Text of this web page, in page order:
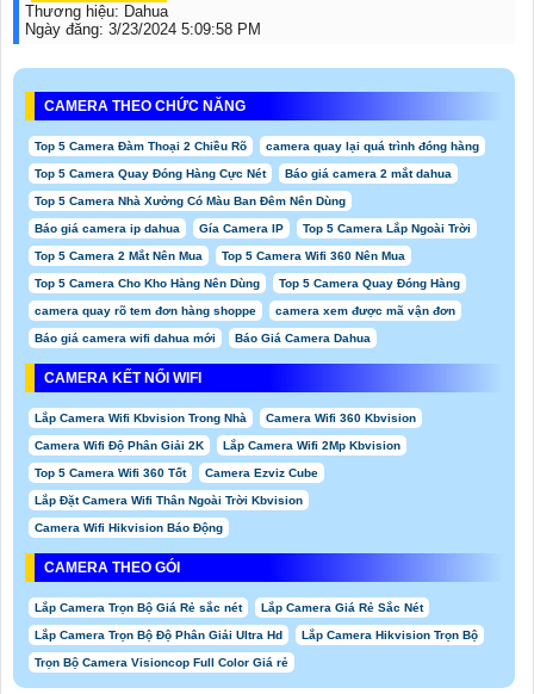
Thương hiệu: Dahua
Ngày đăng: 3/23/2024 5:09:58 PM
CAMERA THEO CHỨC NĂNG
Top 5 Camera Đàm Thoại 2 Chiều Rõ camera quay lại quá trình đóng hàng
Top 5 Camera Quay Đóng Hàng Cực Nét Báo giá camera 2 mắt dahua
Top 5 Camera Nhà Xưởng Có Màu Ban Đêm Nên Dùng
Báo giá camera ip dahua Gía Camera IP Top 5 Camera Lắp Ngoài Trời
Top 5 Camera 2 Mắt Nên Mua Top 5 Camera Wifi 360 Nên Mua
Top 5 Camera Cho Kho Hàng Nên Dùng Top 5 Camera Quay Đóng Hàng
camera quay rõ tem đơn hàng shoppe camera xem được mã vận đơn
Báo giá camera wifi dahua mới Báo Giá Camera Dahua
CAMERA KẾT NỐI WIFI
Lắp Camera Wifi Kbvision Trong Nhà Camera Wifi 360 Kbvision
Camera Wifi Độ Phân Giải 2K Lắp Camera Wifi 2Mp Kbvision
Top 5 Camera Wifi 360 Tốt Camera Ezviz Cube
Lắp Đặt Camera Wifi Thân Ngoài Trời Kbvision
Camera Wifi Hikvision Báo Động
CAMERA THEO GÓI
Lắp Camera Trọn Bộ Giá Rẻ sắc nét Lắp Camera Giá Rẻ Sắc Nét
Lắp Camera Trọn Bộ Độ Phân Giải Ultra Hd Lắp Camera Hikvision Trọn Bộ
Trọn Bộ Camera Visioncop Full Color Giá rẻ